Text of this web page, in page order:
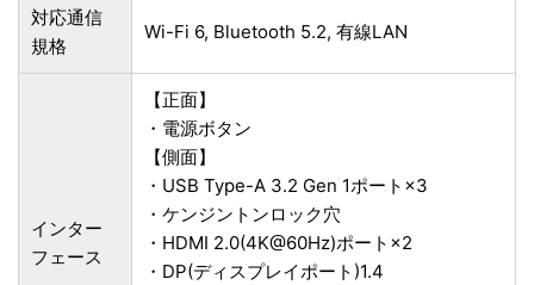
対応通信
規格
Wi-Fi 6, Bluetooth 5.2, 有線LAN
インター
フェース
【正面】
・電源ボタン
【側面】
・USB Type-A 3.2 Gen 1ポート×3
・ケンジントンロック穴
・HDMI 2.0(4K@60Hz)ポート×2
・DP(ディスプレイポート)1.4